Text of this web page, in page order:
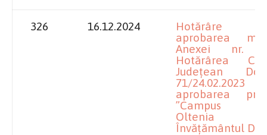
326 16.12.2024
Hotărâre
aprobarea
Anexei nr.
Hotărârea
Județean
71/24.02.2023
aprobarea
”Campus
Oltenia
Învățământul